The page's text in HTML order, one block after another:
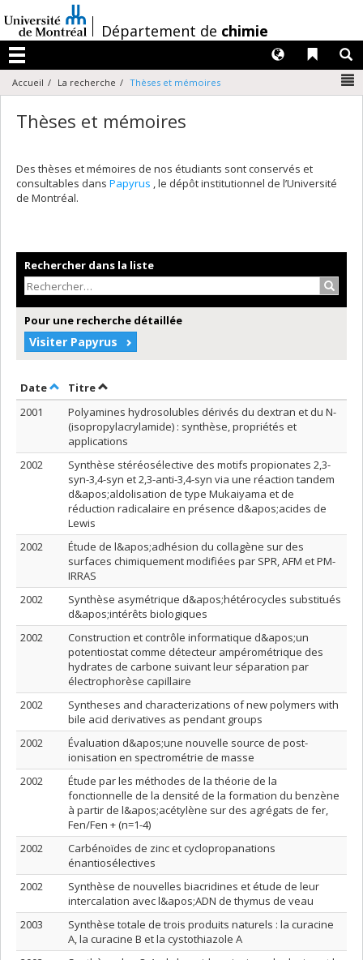
au
contenu
/Département de chimie
Menu
Liens
Langues
Accueil La recherche Thèses et mémoires
Thèses et mémoires
Des thèses et mémoires de nos étudiants sont conservés et
consultables dans Papyrus , le dépôt institutionnel de l’Université
de Montréal.
Rechercher dans la liste
Pour une recherche détaillée
Visiter Papyrus
DateTrier par date en ordre décroissant
TitreTrier par titre en ordre décroissant
2001
Polyamines hydrosolubles dérivés du dextran et du N-
(isopropylacrylamide) : synthèse, propriétés et
applications
2002
Synthèse stéréosélective des motifs propionates 2,3-
syn-3,4-syn et 2,3-anti-3,4-syn via une réaction tandem
d&apos;aldolisation de type Mukaiyama et de
réduction radicalaire en présence d&apos;acides de
Lewis
2002
Étude de l&apos;adhésion du collagène sur des
surfaces chimiquement modifiées par SPR, AFM et PM-
IRRAS
2002
Synthèse asymétrique d&apos;hétérocycles substitués
d&apos;intérêts biologiques
2002
Construction et contrôle informatique d&apos;un
potentiostat comme détecteur ampérométrique des
hydrates de carbone suivant leur séparation par
électrophorèse capillaire
2002
Syntheses and characterizations of new polymers with
bile acid derivatives as pendant groups
2002
Évaluation d&apos;une nouvelle source de post-
ionisation en spectrométrie de masse
2002
Étude par les méthodes de la théorie de la
fonctionnelle de la densité de la formation du benzène
à partir de l&apos;acétylène sur des agrégats de fer,
Fen/Fen + (n=1-4)
2002
Carbénoïdes de zinc et cyclopropanations
énantiosélectives
2002
Synthèse de nouvelles biacridines et étude de leur
intercalation avec l&apos;ADN de thymus de veau
2003
Synthèse totale de trois produits naturels : la curacine
A, la curacine B et la cystothiazole A